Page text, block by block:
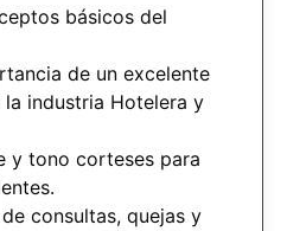
básicos del
de un excelente
industria Hotelera y
y tono corteses para
consultas, quejas y